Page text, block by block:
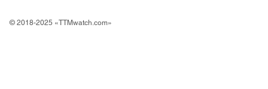
© 2018-2025 «TTMwatch.com»